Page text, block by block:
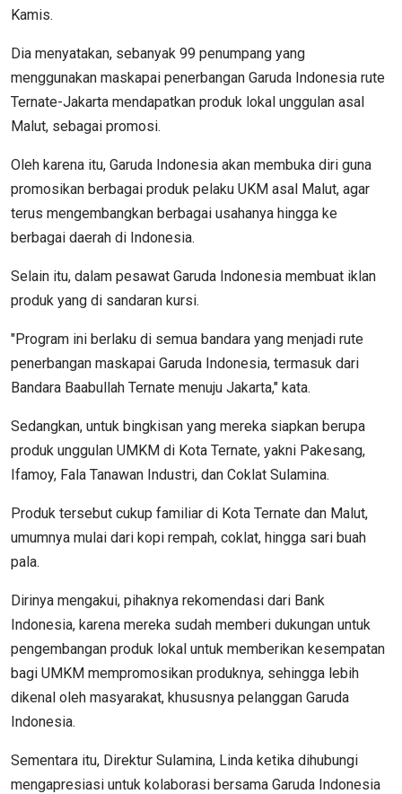
Kamis.
Dia menyatakan, sebanyak 99 penumpang yang
menggunakan maskapai penerbangan Garuda Indonesia rute
Ternate-Jakarta mendapatkan produk lokal unggulan asal
Malut, sebagai promosi.
Oleh karena itu, Garuda Indonesia akan membuka diri guna
promosikan berbagai produk pelaku UKM asal Malut, agar
terus mengembangkan berbagai usahanya hingga ke
berbagai daerah di Indonesia.
Selain itu, dalam pesawat Garuda Indonesia membuat iklan
produk yang di sandaran kursi.
"Program ini berlaku di semua bandara yang menjadi rute
penerbangan maskapai Garuda Indonesia, termasuk dari
Bandara Baabullah Ternate menuju Jakarta," kata.
Sedangkan, untuk bingkisan yang mereka siapkan berupa
produk unggulan UMKM di Kota Ternate, yakni Pakesang,
Ifamoy, Fala Tanawan Industri, dan Coklat Sulamina.
Produk tersebut cukup familiar di Kota Ternate dan Malut,
umumnya mulai dari kopi rempah, coklat, hingga sari buah
pala.
Dirinya mengakui, pihaknya rekomendasi dari Bank
Indonesia, karena mereka sudah memberi dukungan untuk
pengembangan produk lokal untuk memberikan kesempatan
bagi UMKM mempromosikan produknya, sehingga lebih
dikenal oleh masyarakat, khususnya pelanggan Garuda
Indonesia.
Sementara itu, Direktur Sulamina, Linda ketika dihubungi
mengapresiasi untuk kolaborasi bersama Garuda Indonesia